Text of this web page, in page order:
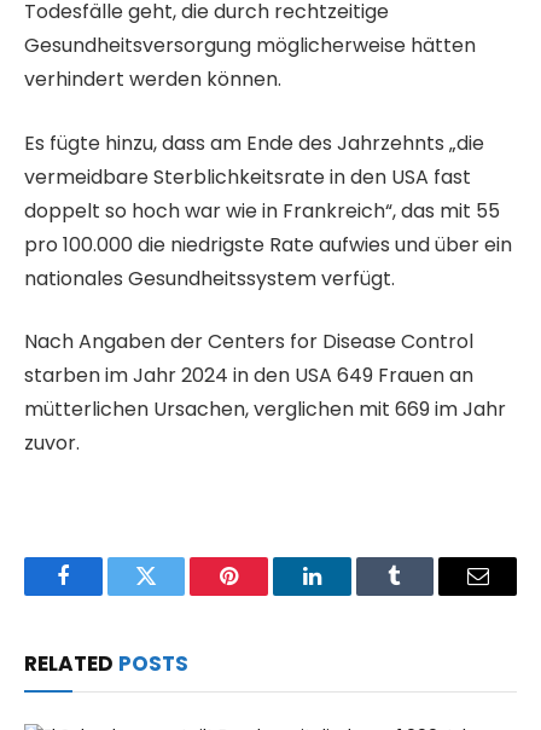
Todesfälle geht, die durch rechtzeitige
Gesundheitsversorgung möglicherweise hätten
verhindert werden können.
Es fügte hinzu, dass am Ende des Jahrzehnts „die
vermeidbare Sterblichkeitsrate in den USA fast
doppelt so hoch war wie in Frankreich“, das mit 55
pro 100.000 die niedrigste Rate aufwies und über ein
nationales Gesundheitssystem verfügt.
Nach Angaben der Centers for Disease Control
starben im Jahr 2024 in den USA 649 Frauen an
mütterlichen Ursachen, verglichen mit 669 im Jahr
zuvor.
FacebookTwitter Pinterest LinkedInTumblr Email
RELATED POSTS